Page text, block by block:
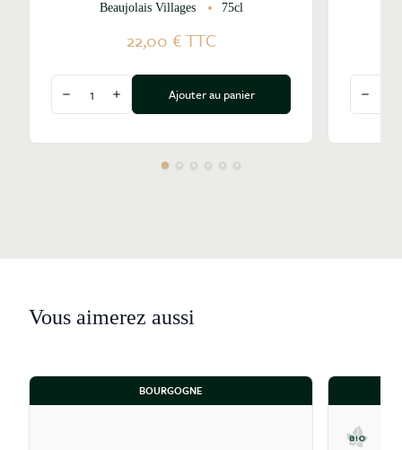
Beaujolais Villages 75cl
22,00 €TTC
Diminuer la quantité
Augmenter la quantité
Ajouter au panier
Vous aimerez aussi
BOURGOGNE